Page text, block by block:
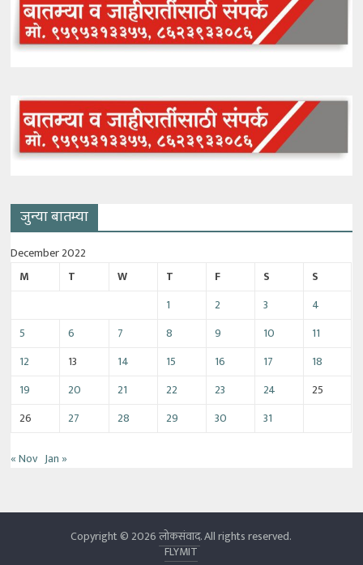
जुन्या बातम्या
December 2022
M
T W T F S
S
1
2 3
4
5
6 7 8 9 10
11
12
13 14 15 16 17
18
19
20 21 22 23 24
25
26
27 28 29 30 31
« Nov Jan »
Copyright © 2026लोकसंवाद. All rights reserved.
FLYMIT